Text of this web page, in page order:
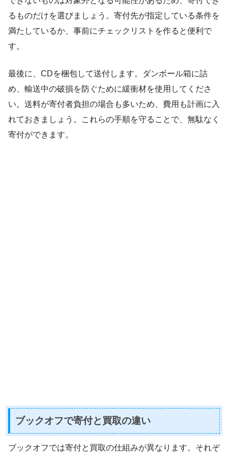
るものだけを選びましょう。寄付先が指定している条件を
満たしているか、事前にチェックリストを作ると便利で
す。
最後に、CDを梱包して送付します。ダンボール箱に詰
め、輸送中の破損を防ぐために緩衝材を使用してくださ
い。送料が寄付者負担の場合も多いため、費用も計画に入
れておきましょう。これらの手順を守ることで、無駄なく
寄付ができます。
ブックオフで寄付と買取の違い
ブックオフでは寄付と買取の仕組みが異なります。それぞ